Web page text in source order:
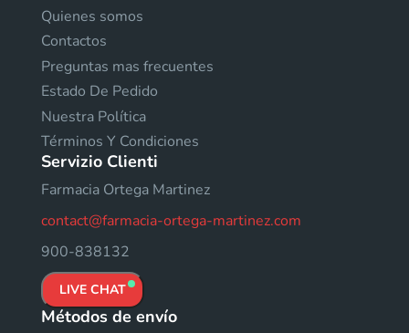
Quienes somos
Contactos
Preguntas mas frecuentes
Estado De Pedido
Nuestra Política
Términos Y Condiciones
Servizio Clienti
Farmacia Ortega Martinez
contact@farmacia-ortega-martinez.com
900-838132
LIVE CHAT
Métodos de envío